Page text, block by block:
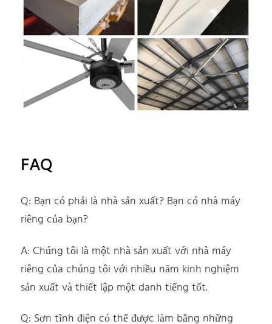
FAQ
Q: Bạn có phải là nhà sản xuất? Bạn có nhà máy
riêng của bạn?
A: Chúng tôi là một nhà sản xuất với nhà máy
riêng của chúng tôi với nhiều năm kinh nghiệm
sản xuất và thiết lập một danh tiếng tốt.
Q: Sơn tĩnh điện có thể được làm bằng những